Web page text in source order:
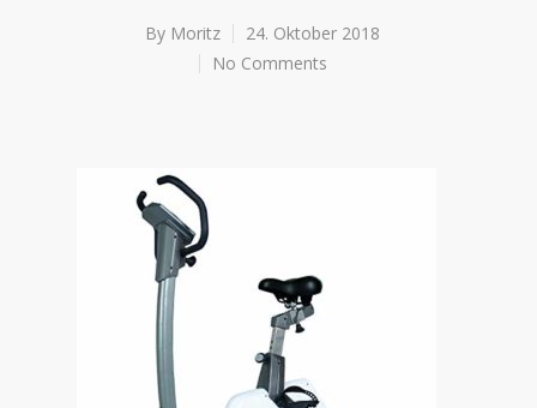
By Moritz
24. Oktober 2018
No Comments